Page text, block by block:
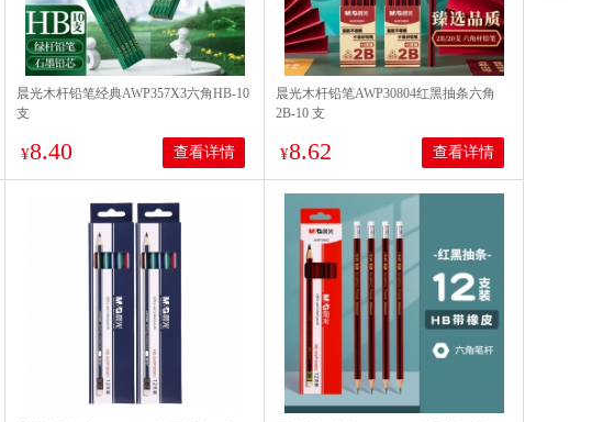
晨光木杆铅笔经典AWP357X3六角HB-10
支
¥8.40 查看详情
晨光木杆铅笔AWP30804红黑抽条六角
2B-10 支
¥8.62 查看详情